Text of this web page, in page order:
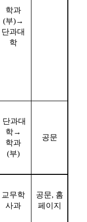
학과
(부)→
단과대
학
단과대
학→
학과
(부)
공문
교무학
사과
공문, 홈
페이지